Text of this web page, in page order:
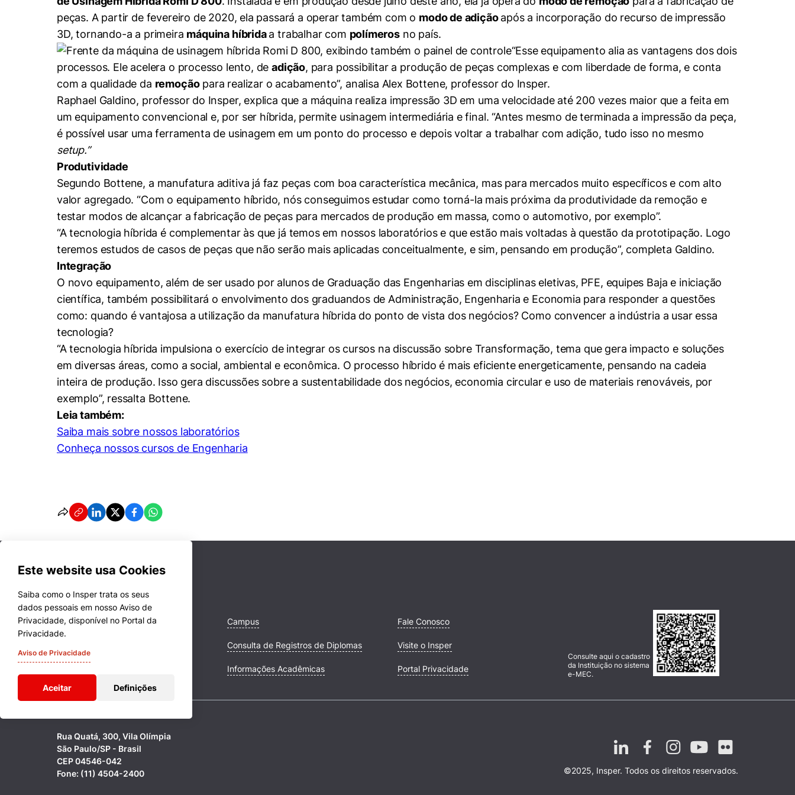
Conhecimento
Hub de Inovação e
Empreendedorismo
Women in Action
Trabalhe conosco
Sala de Imprensa
Repositório Institucional
Pesquisa na Graduação
Seminários Acadêmicos
Comitê de Ética em
Pesquisa
Instagram
Linkedin
peças. A partir de fevereiro de 2020, ela passará a operar também com o modo de adiçãoapós a incorporação do recurso de impressão
3D, tornando-a a primeira máquina híbridaa trabalhar com polímerosno país.
“Esse equipamento alia as vantagens dos dois
processos. Ele acelera o processo lento, deadição, para possibilitar a produção de peças complexas e com liberdade de forma, e conta
com a qualidade da remoçãopara realizar o acabamento”, analisa Alex Bottene, professor do Insper.
Raphael Galdino, professor do Insper, explica que a máquina realiza impressão 3D em uma velocidade até 200 vezes maior que a feita em
um equipamento convencional e, por ser híbrida, permite usinagem intermediária e final. “Antes mesmo de terminada a impressão da peça,
é possível usar uma ferramenta de usinagem em um ponto do processo e depois voltar a trabalhar com adição, tudo isso no mesmo
setup.”
Produtividade
Segundo Bottene, a manufatura aditiva já faz peças com boa característica mecânica, mas para mercados muito específicos e com alto
valor agregado. “Com o equipamento híbrido, nós conseguimos estudar como torná-la mais próxima da produtividade da remoção e
testar modos de alcançar a fabricação de peças para mercados de produção em massa, como o automotivo, por exemplo”.
“A tecnologia híbrida é complementar às que já temos em nossos laboratórios e que estão mais voltadas à questão da prototipação. Logo
teremos estudos de casos de peças que não serão mais aplicadas conceitualmente, e sim, pensando em produção”, completa Galdino.
Integração
O novo equipamento, além de ser usado por alunos de Graduação das Engenharias em disciplinas eletivas, PFE, equipes Baja e iniciação
científica, também possibilitará o envolvimento dos graduandos de Administração, Engenharia e Economia para responder a questões
como: quando é vantajosa a utilização da manufatura híbrida do ponto de vista dos negócios? Como convencer a indústria a usar essa
tecnologia?
“A tecnologia híbrida impulsiona o exercício de integrar os cursos na discussão sobre Transformação, tema que gera impacto e soluções
em diversas áreas, como a social, ambiental e econômica. O processo híbrido é mais eficiente energeticamente, pensando na cadeia
inteira de produção. Isso gera discussões sobre a sustentabilidade dos negócios, economia circular e uso de materiais renováveis, por
exemplo”, ressalta Bottene.
Leia também:
Saiba mais sobre nossos laboratórios
Conheça nossos cursos de Engenharia
Este website usa Cookies
Saiba como o Insper trata os seus
dados pessoais em nosso Aviso de
Privacidade, disponível no Portal da
Privacidade.
Aviso de Privacidade
Aceitar Definições
Cookies estritamente necessários
Cursos Campus
Consulta de Registros de Diplomas
Informações Acadêmicas
Fale Conosco
Visite o Insper
Portal Privacidade
Consulte aqui o cadastro
da Instituição no sistema
e-MEC.
Rua Quatá, 300, Vila Olímpia
São Paulo/SP - Brasil
CEP 04546-042
Fone: (11) 4504-2400
©2025, Insper. Todos os direitos reservados.